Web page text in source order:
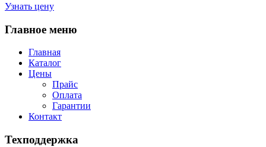
Узнать цену
Главное меню
Главная
Каталог
Цены
Прайс
Оплата
Гарантии
Контакт
Техподдержка